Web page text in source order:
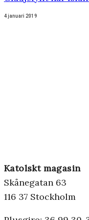
4 januari 2019
Katolskt magasin
Skånegatan 63
116 37 Stockholm